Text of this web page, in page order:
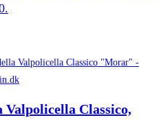
Valpolicella Classico,